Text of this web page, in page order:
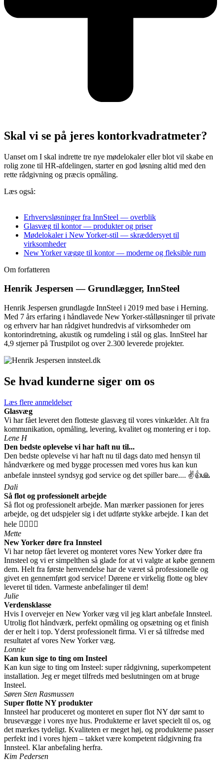
Skal vi se på jeres kontorkvadratmeter?
Uanset om I skal indrette tre nye mødelokaler eller blot vil skabe en
rolig zone til HR-afdelingen, starter en god løsning altid med den
rette rådgivning og præcis opmåling.
Læs også:
Erhvervsløsninger fra InnSteel — overblik
Glasvæg til kontor — produkter og priser
Mødelokaler i New Yorker-stil — skræddersyet til
virksomheder
New Yorker vægge til kontor — moderne og fleksible rum
Om forfatteren
Henrik Jespersen — Grundlægger, InnSteel
Henrik Jespersen grundlagde InnSteel i 2019 med base i Herning.
Med 7 års erfaring i håndlavede New Yorker-stålløsninger til private
og erhverv har han rådgivet hundredvis af virksomheder om
kontorindretning, akustik og rumdeling i stål og glas. InnSteel har
4,9 stjerner på Trustpilot og over 2.300 leverede projekter.
Se hvad kunderne siger om os
Læs flere anmeldelser
Glasvæg
Vi har fået leveret den flotteste glasvæg til vores vinkælder. Alt fra
kommunikation, opmåling, levering, kvalitet og montering er i top.
Lene H
Den bedste oplevelse vi har haft nu til...
Den bedste oplevelse vi har haft nu til dags dato med hensyn til
håndværkere og med bygge processen med vores hus kan kun
anbefale innsteel syndsyg god service og det spiller bare.... ✌️👍🙏
Dali
Så flot og professionelt arbejde
Så flot og professionelt arbejde. Man mærker passionen for jeres
arbejde, og det udspjeler sig i det udførte stykke arbejde. I kan det
hele 👍🏻👍🏻
Mette
New Yorker døre fra Innsteel
Vi har netop fået leveret og monteret vores New Yorker døre fra
Innsteel og vi er simpelthen så glade for at vi valgte at købe gennem
dem. Helt fra første henvendelse har de været så professionelle og
givet en gennemført god service! Dørene er virkelig flotte og blev
leveret til tiden. Varmeste anbefalinger til dem!
Julie
Verdensklasse
Hvis I overvejer en New Yorker væg vil jeg klart anbefale Innsteel.
Utrolig flot håndværk, perfekt opmåling og opsætning og et finish
der er helt i top. Yderst professionelt firma. Vi er så tilfredse med
resultatet af vores New Yorker væg.
Lonnie
Kan kun sige to ting om Insteel
Kan kun sige to ting om Insteel: super rådgivning, superkompetent
installation. Jeg er meget tilfreds med beslutningen om at bruge
Insteel.
Søren Sten Rasmussen
Super flotte NY produkter
Innsteel har produceret og monteret en super flot NY dør samt to
brusevægge i vores nye hus. Produkterne er lavet specielt til os, og
det mærkes tydeligt. Kvaliteten er meget høj, og produkterne passer
perfekt ind i vores hjem – takket være kompetent rådgivning fra
Innsteel. Klar anbefaling herfra.
Kim Pedersen